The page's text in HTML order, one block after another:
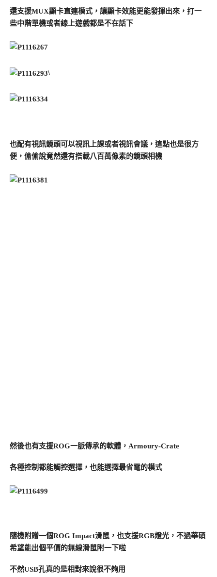
還支援MUX顯卡直連模式，讓顯卡效能更能發揮出來，打一
些中階單機或者線上遊戲都是不在話下
\
也配有視訊鏡頭可以視訊上課或者視訊會議，這點也是很方
便，偷偷說竟然還有搭載八百萬像素的鏡頭相機
然後也有支援ROG一脈傳承的軟體，Armoury-Crate
各種控制都能觸控選擇，也能選擇最省電的模式
隨機附贈一個ROG Impact滑鼠，也支援RGB燈光，不過華碩
希望能出個平價的無線滑鼠附一下啦
不然USB孔真的是相對來說很不夠用